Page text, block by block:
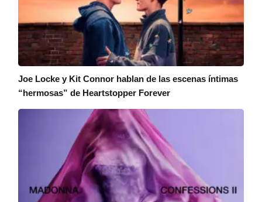
Joe Locke y Kit Connor hablan de las escenas íntimas
“hermosas” de Heartstopper Forever